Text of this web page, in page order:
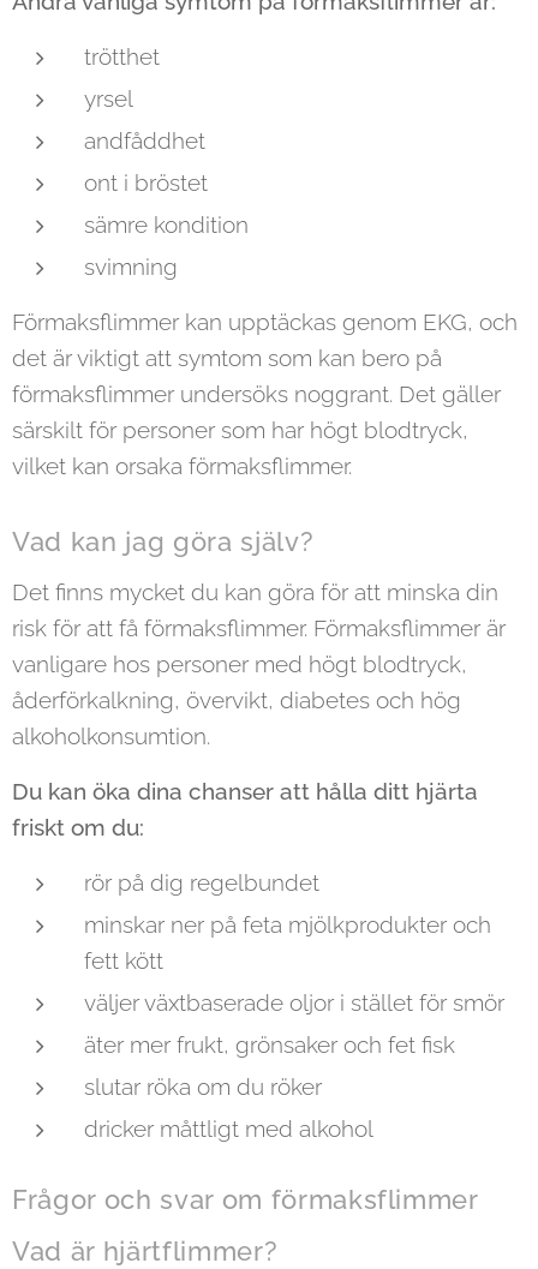
trötthet
yrsel
andfåddhet
ont i bröstet
sämre kondition
svimning
Förmaksflimmer kan upptäckas genom EKG, och
det är viktigt att symtom som kan bero på
förmaksflimmer undersöks noggrant. Det gäller
särskilt för personer som har högt blodtryck,
vilket kan orsaka förmaksflimmer.
Vad kan jag göra själv?
Det finns mycket du kan göra för att minska din
risk för att få förmaksflimmer. Förmaksflimmer är
vanligare hos personer med högt blodtryck,
åderförkalkning, övervikt, diabetes och hög
alkoholkonsumtion.
Du kan öka dina chanser att hålla ditt hjärta
friskt om du:
rör på dig regelbundet
minskar ner på feta mjölkprodukter och
fett kött
väljer växtbaserade oljor i stället för smör
äter mer frukt, grönsaker och fet fisk
slutar röka om du röker
dricker måttligt med alkohol
Frågor och svar om förmaksflimmer
Vad är hjärtflimmer?